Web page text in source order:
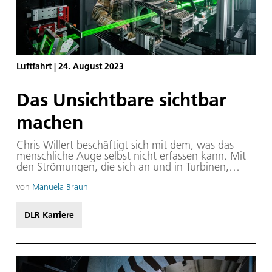
Luftfahrt| 24. August 2023
Das Unsichtbare sichtbar
machen
Chris Willert beschäftigt sich mit dem, was das
menschliche Auge selbst nicht erfassen kann. Mit
den Strömungen, die sich an und in Turbinen,
entwickeln. Aber auch hinter den Flügeln von
Automobilindustrie. Überall dort, wo Fluide wie
Luft oder Wasser Objekte umströmen, muss
Dafür beherrschen Chris Willert und sein Team der
Abteilung „Triebwerksmesstechnik“ am Institut für
Antriebstechnik eine Vielzahl an Verfahren. „Die
von Manuela Braun
DLR Karriere